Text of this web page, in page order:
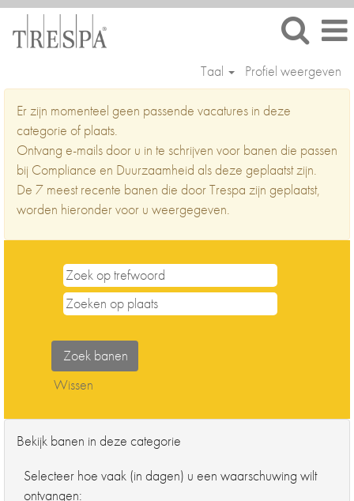
Taal Profiel weergeven
en
Duurzaamheid
Er zijn momenteel geen passende vacatures in deze
categorie of plaats.
Ontvang e-mails door u in te schrijven voor banen die passen
bij Compliance en Duurzaamheid als deze geplaatst zijn.
De 7 meest recente banen die door Trespa zijn geplaatst,
worden hieronder voor u weergegeven.
Wissen
Bekijk banen in deze categorie
Selecteer hoe vaak (in dagen) u een waarschuwing wilt
ontvangen: